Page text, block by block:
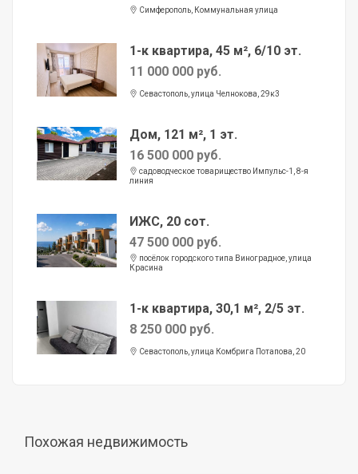
Симферополь, Коммунальная улица
1-к квартира, 45 м², 6/10 эт.
11 000 000 руб.
Севастополь, улица Челнокова, 29к3
Дом, 121 м², 1 эт.
16 500 000 руб.
садоводческое товарищество Импульс-1, 8-я
линия
ИЖС, 20 сот.
47 500 000 руб.
посёлок городского типа Виноградное, улица
Красина
1-к квартира, 30,1 м², 2/5 эт.
8 250 000 руб.
Севастополь, улица Комбрига Потапова, 20
Похожая недвижимость